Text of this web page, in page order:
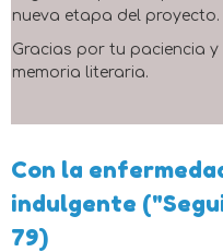
nueva etapa del proyecto.
Gracias por tu paciencia
memoria literaria.
Con la
indulgente
79)